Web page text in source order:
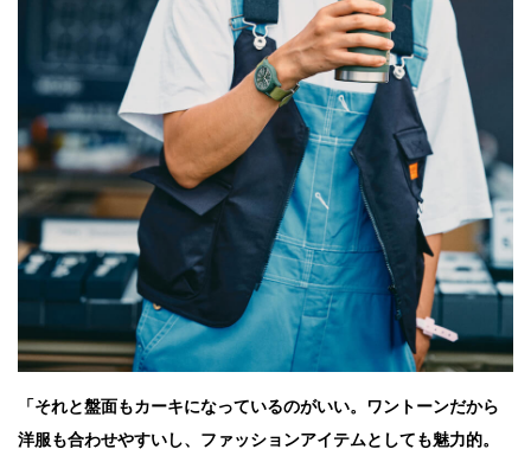
「それと盤面もカーキになっているのがいい。ワントーンだから
洋服も合わせやすいし、ファッションアイテムとしても魅力的。